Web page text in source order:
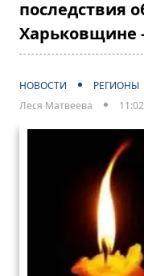
последствия
Харьковщине
НОВОСТИ
РЕГИОНЫ
Леся Матвеева